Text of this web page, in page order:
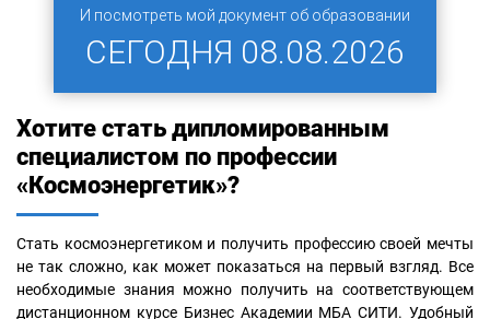
И посмотреть мой документ об образовании
СЕГОДНЯ 08.08.2026
Хотите стать дипломированным
специалистом по профессии
«Космоэнергетик»?
Стать космоэнергетиком и получить профессию своей мечты
не так сложно, как может показаться на первый взгляд. Все
необходимые знания можно получить на соответствующем
дистанционном курсе Бизнес Академии МБА СИТИ. Удобный